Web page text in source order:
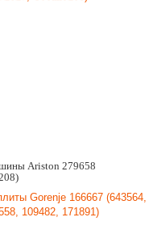
Ariston 279658